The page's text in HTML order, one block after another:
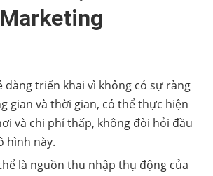
dàng triển khai vì không có sự ràng
gian và thời gian, có thể thực hiện
và chi phí thấp, không đòi hỏi đầu
hình này.
là nguồn thu nhập thụ động của